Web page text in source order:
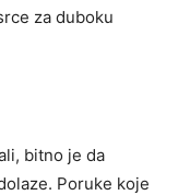
za duboku
bitno je da
Poruke koje